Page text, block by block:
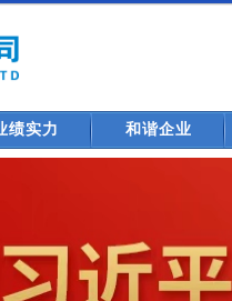
绩实力 和谐企业